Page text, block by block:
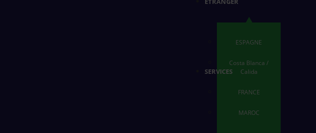
ESPAGNE
Costa Blanca /
Calida
FRANCE
MAROC
SERVICES